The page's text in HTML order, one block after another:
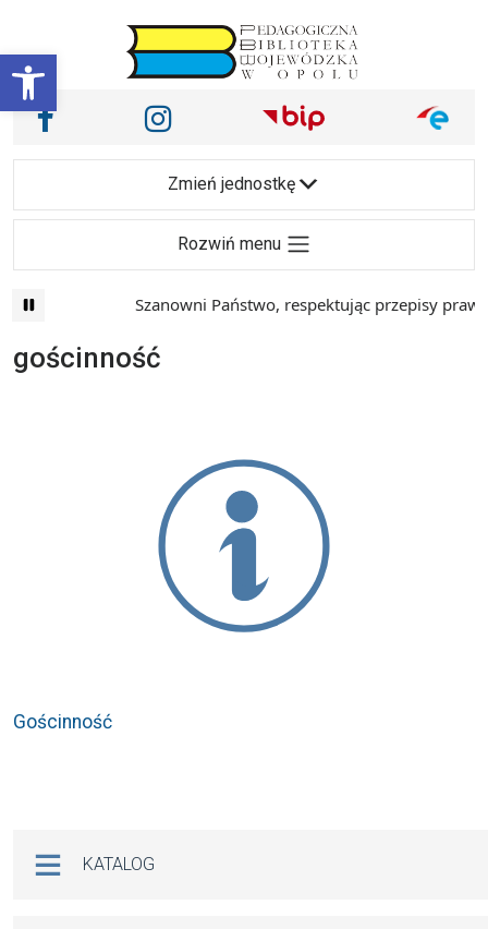
Otwórz pasek narzędzi
Main Navigation
Nasze media społecznościowe i inne
Facebook Instagram
Zmień jednostkę
Rozwiń menu
Szanowni Państwo, respektując przepisy
gościnność
Gościnność
KATALOG